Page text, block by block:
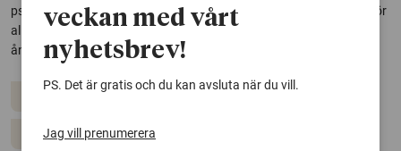
psykiska hälsa, visar en studie från Lunds universitet. Det är framför
allt för flickor som risken att drabbas av depression och
ångestsyndrom ökar.
Ångest
Skola
veckan med vårt
nyhetsbrev!
PS. Det är gratis och du kan avsluta när du vill.
Jag vill prenumerera